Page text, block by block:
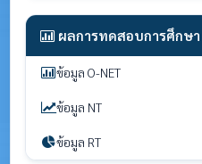
ผลการทดสอบการศึกษา
ข้อมูล O-NET
ข้อมูล NT
ข้อมูล RT